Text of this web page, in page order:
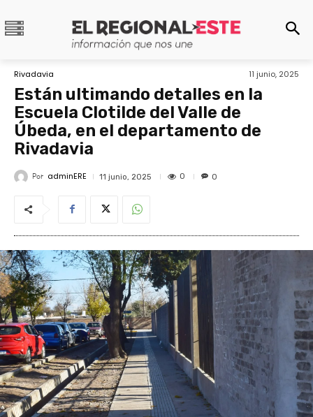
Rivadavia 11 junio, 2025
Están ultimando detalles en la
Escuela Clotilde del Valle de
Úbeda, en el departamento de
Rivadavia
Por adminERE 11 junio, 2025 0 0